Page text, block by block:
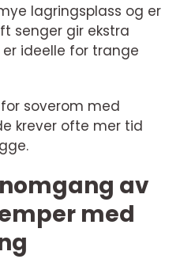
lagringsplass og er
senger gir ekstra
ideelle for trange
soverom med
krever ofte mer tid
av
med